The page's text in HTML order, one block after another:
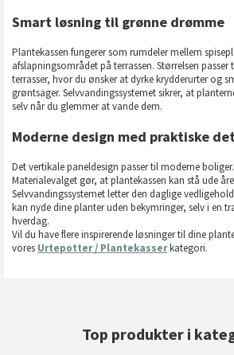
Smart løsning til grønne drømme
Plantekassen fungerer som rumdeler mellem
afslapningsområdet på terrassen. Størrelsen passer
terrasser, hvor du ønsker at dyrke krydderurter og
grøntsager. Selvvandingssystemet sikrer, at
selv når du glemmer at vande dem.
Moderne design med praktiske
Det vertikale paneldesign passer til moderne boliger.
Materialevalget gør, at plantekassen kan stå ude
Selvvandingssystemet letter den daglige
kan nyde dine planter uden bekymringer, selv i en
hverdag.
Vil du have flere inspirerende løsninger til dine
vores Urtepotter / Plantekasserkategori.
Top produkter i